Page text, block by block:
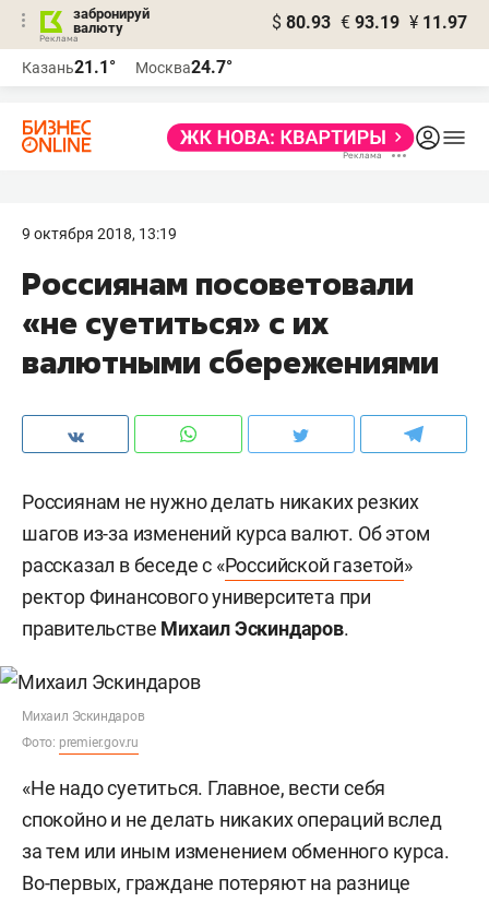
забронируй
валюту
$ 80.93 € 93.19 ¥ 11.97
Казань21.1° Москва24.7°
9 октября 2018, 13:19
Россиянам посоветовали
«не суетиться» с их
валютными сбережениями
Россиянам не нужно делать никаких резких
шагов из-за изменений курса валют. Об этом
рассказал в беседе с «Российской газетой»
ректор Финансового университета при
правительстве Михаил Эскиндаров.
Михаил Эскиндаров
Фото: premier.gov.ru
«Не надо суетиться. Главное, вести себя
спокойно и не делать никаких операций вслед
за тем или иным изменением обменного курса.
Во-первых, граждане потеряют на разнице